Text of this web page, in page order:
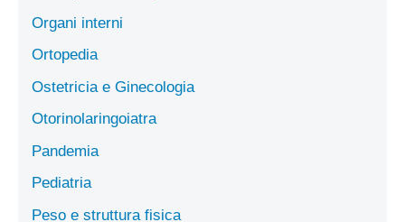
Organi interni
Ortopedia
Ostetricia e Ginecologia
Otorinolaringoiatra
Pandemia
Pediatria
Peso e struttura fisica